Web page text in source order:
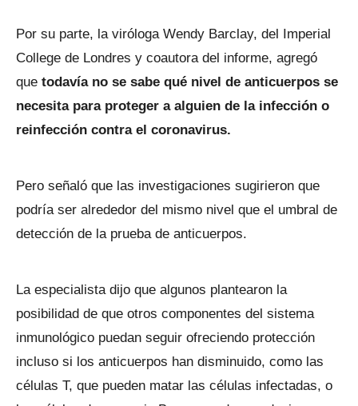
Por su parte, la viróloga Wendy Barclay, del Imperial
College de Londres y coautora del informe, agregó
que todavía no se sabe qué nivel de anticuerpos se
necesita para proteger a alguien de la infección o
reinfección contra el coronavirus.
Pero señaló que las investigaciones sugirieron que
podría ser alrededor del mismo nivel que el umbral de
detección de la prueba de anticuerpos.
La especialista dijo que algunos plantearon la
posibilidad de que otros componentes del sistema
inmunológico puedan seguir ofreciendo protección
incluso si los anticuerpos han disminuido, como las
células T, que pueden matar las células infectadas, o